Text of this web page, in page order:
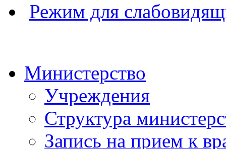
Режим для
Министерство
Учреждения
Структура
Запись на прием к